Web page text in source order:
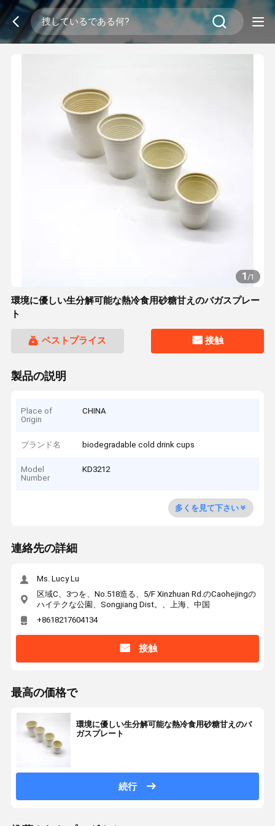
1/1
環境に優しい生分解可能な熱冷食用砂糖甘えのバガスプレー
ト
ベストプライス 接触
製品の説明
Place of
Origin
CHINA
ブランド名 biodegradable cold drink cups
Model
Number
KD3212
多くを見て下さい
連絡先の詳細
Ms. Lucy Lu
区域C、3つを、No.518造る、5/F Xinzhuan Rd.のCaohejingの
ハイテクな公園、Songjiang Dist。、上海、中国
+8618217604134
接触
最高の価格で
環境に優しい生分解可能な熱冷食用砂糖甘えのバ
ガスプレート
続行